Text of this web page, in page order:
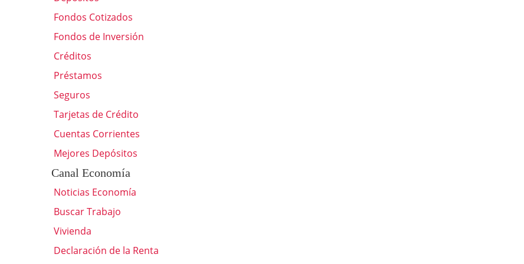
Fondos Cotizados
Fondos de Inversión
Créditos
Préstamos
Seguros
Tarjetas de Crédito
Cuentas Corrientes
Mejores Depósitos
Canal Economía
Noticias Economía
Buscar Trabajo
Vivienda
Declaración de la Renta